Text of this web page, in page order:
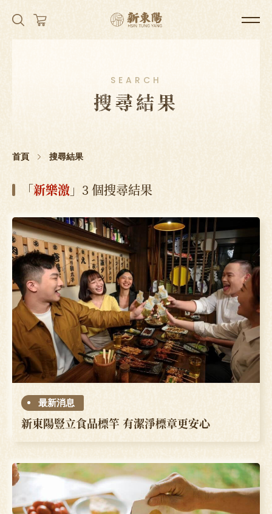
SEARCH
搜尋結果
首頁 搜尋結果
「新樂激 」3 個搜尋結果
最新消息
新東陽豎立食品標竿 有潔淨標章更安心